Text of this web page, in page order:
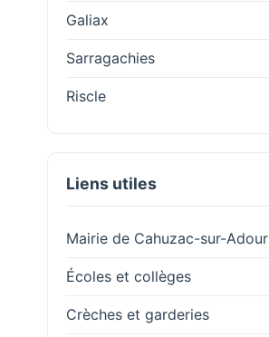
Galiax
Sarragachies
Riscle
Liens utiles
Mairie de Cahuzac-sur-Adour
Écoles et collèges
Crèches et garderies